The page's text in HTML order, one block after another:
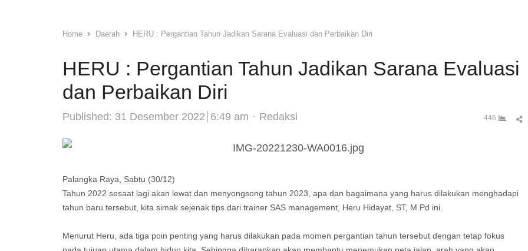
Home Daerah HERU : Pergantian Tahun Jadikan Sarana Evaluasi dan Perbaikan Diri
HERU : Pergantian Tahun Jadikan Sarana Evaluasi
dan Perbaikan Diri
Published: 31 Desember 2022 6:49 am Author
Redaksi 446
Palangka Raya, Sabtu (30/12)
Tahun 2022 sesaat lagi akan lewat dan menyongsong tahun 2023, apa dan bagaimana yang harus dilakukan menghadapi
tahun baru tersebut, kita simak sejenak tips dari trainer SAS management, Heru Hidayat, ST, M.Pd ini.
Menurut Heru, ada tiga poin penting yang harus dilakukan pada momen pergantian tahun tersebut dengan tetap fokus